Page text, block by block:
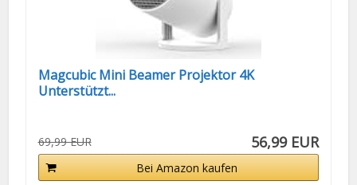
Magcubic Mini Beamer Projektor 4K
Unterstützt...
69,99 EUR 56,99 EUR
Bei Amazon kaufen